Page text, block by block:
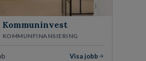
Kommuninvest
KOMMUNFINANSIERING
Visa jobb